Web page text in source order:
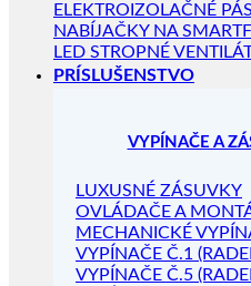
ELEKTROIZOLAČNÉ
NABÍJAČKY NA
LED STROPNÉ
PRÍSLUŠENSTVO
VYPÍNAČE A
LUXUSNÉ ZÁSUVKY
OVLÁDAČE A
MECHANICKÉ
VYPÍNAČE Č.1
VYPÍNAČE Č.5